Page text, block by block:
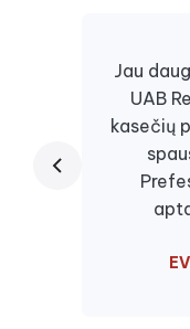
Jau
UAB
kasečių